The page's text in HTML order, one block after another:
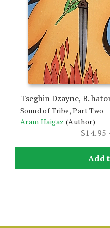
Tseghin Dzayne, B.
Sound of Tribe, Part Two
Aram Haigaz (Author)
$14.95
Add
page